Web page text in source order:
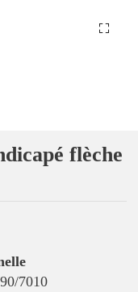
flèche
7010